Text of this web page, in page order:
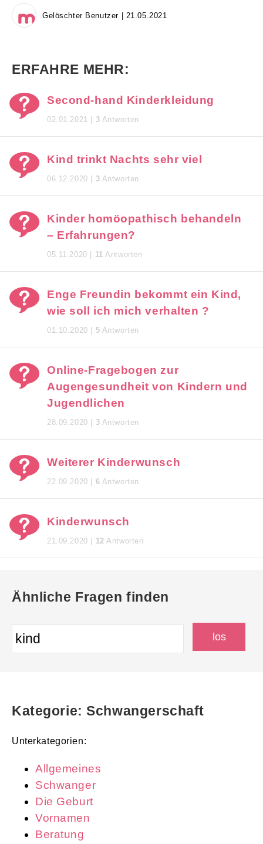
Gelöschter Benutzer | 21.05.2021
ERFAHRE MEHR:
Second-hand Kinderkleidung
02.01.2021 | 3 Antworten
Kind trinkt Nachts sehr viel
06.12.2020 | 3 Antworten
Kinder homöopathisch behandeln
– Erfahrungen?
05.11.2020 | 11 Antworten
Enge Freundin bekommt ein Kind,
wie soll ich mich verhalten ?
01.10.2020 | 5 Antworten
Online-Fragebogen zur
Augengesundheit von Kindern und
Jugendlichen
28.09.2020 | 3 Antworten
Weiterer Kinderwunsch
22.09.2020 | 6 Antworten
Kinderwunsch
21.09.2020 | 12 Antworten
Ähnliche Fragen finden
Kategorie: Schwangerschaft
Unterkategorien:
Allgemeines
Schwanger
Die Geburt
Vornamen
Beratung